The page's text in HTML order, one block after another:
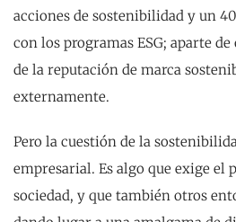
acciones de sostenibilidad y un
con los programas ESG; aparte
de la reputación de marca
externamente.
Pero la cuestión de la
empresarial. Es algo que exige el
sociedad, y que también otros